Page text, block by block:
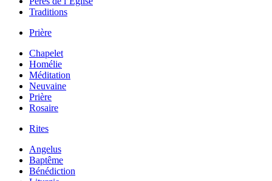
Traditions
Prière
Chapelet
Homélie
Méditation
Neuvaine
Prière
Rosaire
Rites
Angelus
Baptême
Bénédiction